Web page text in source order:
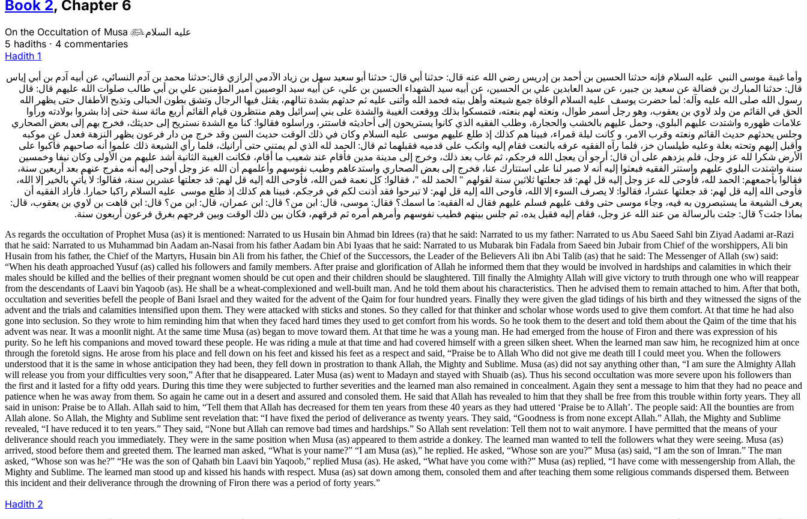
Book 2, Chapter 6
On the Occultation of Musaعليه السلام
5 hadiths · 4 commentaries
Hadith 1
وأما غيبة موسى النبي عليه السلام فإنه حدثنا الحسين بن أحمد بن إدريس رضي الله عنه قال: حدثنا أبي قال: حدثنا أبو سعيد سهل بن زياد الآدمي الرازي قال:حدثنا محمد بن آدم النسائي، عن أبيه آدم بن أبي إياس
قال: حدثنا المبارك بن فضالة عن سعيد بن جبير، عن سيد العابدين علي بن الحسين، عن أبيه سيد الشهداء الحسين بن علي، عن أبيه سيد الوصيين أمير المؤمنين علي بن أبي طالب صلوات الله عليهم قال: قال
رسول الله صلى الله عليه وآله: لما حضرت يوسف عليه السلام الوفاة جمع شيعته وأهل بيته فحمد الله وأثنى عليه ثم حدثهم بشدة تنالهم، يقتل فيها الرجال وتشق بطون الحبالى وتذبح الأطفال حتى يظهر الله
الحق في القائم من ولد لاوي بن يعقوب، وهو رجل أسمر طوال، ونعته لهم بنعته، فتمسكوا بذلك ووقعت الغيبة والشدة على بني إسرائيل وهم منتظرون قيام القائم أربع مائة سنة حتى إذا بشروا بولادته ورأوا
علامات ظهوره واشتدت عليهم البلوي، وحمل عليهم بالخشب والحجارة، وطلب الفقيه الذي كانوا يستريحون إلى أحاديثه فاستتر، وراسلوه فقالوا: كنا مع الشدة نستريح إلى حديثك، فخرج بهم إلى بعض الصحاري
وجلس يحدثهم حديث القائم ونعته وقرب الامر، و كانت ليلة قمراء، فبينا هم كذلك إذ طلع عليهم موسى عليه السلام وكان في ذلك الوقت حديث السن وقد خرج من دار فرعون يظهر النزهة فعدل عن موكبه
وأقبل إليهم وتحته بغلة وعليه طيلسان خز، فلما رآه الفقيه عرفه بالنعت فقام إليه وانكب على قدميه فقبلهما ثم قال: الحمد لله الذي لم يمتني حتى أرانيك، فلما رأي الشيعة ذلك علموا أنه صاحبهم فأكبوا على
الأرض شكرا لله عز وجل، فلم يزدهم على أن قال: أرجو أن يعجل الله فرجكم، ثم غاب بعد ذلك، وخرج إلى مدينة مدين فأقام عند شعيب ما أقام، فكانت الغيبة الثانية أشد عليهم من الأولى وكان نيفا وخمسين
سنة واشتدت البلوي عليهم واستتر الفقيه فبعثوا إليه أنه لا صبر لنا على استتارك عنا، فخرج إلى بعض الصحاري واستدعاهم وطيب نفوسهم وأعلمهم أن الله عز وجل أوحى إليه أنه مفرج عنهم بعد أربعين سنة،
فقالوا بأجمعهم: الحمد لله، فأوحى لله عز وجل إليه قل لهم: قد جعلتها ثلاثين سنة لقولهم " الحمد لله "، فقالوا: كل نعمة فمن الله، فأوحى الله إليه قل لهم: قد جعلتها عشرين سنة، فقالوا: لا يأتي بالخير إلا الله،
فأوحى الله إليه قل لهم: قد جعلتها عشرا، فقالوا: لا يصرف السوء إلا الله، فأوحى الله إليه قل لهم: لا تبرحوا فقد أذنت لكم في فرجكم، فبينا هم كذلك إذ طلع موسى عليه السلام راكبا حمارا. فأراد الفقيه أن
يعرف الشيعة ما يستبصرون به فيه، وجاء موسى حتى وقف عليهم فسلم عليهم فقال له الفقيه: ما اسمك؟ فقال: موسى، قال: ابن من؟ قال: ابن عمران، قال: ابن من؟ قال: ابن قاهت بن لاوي بن يعقوب، قال:
بماذا جئت؟ قال: جئت بالرسالة من عند الله عز وجل، فقام إليه فقبل يده، ثم جلس بينهم فطيب نفوسهم وأمرهم أمره ثم فرقهم، فكان بين ذلك الوقت وبين فرجهم بغرق فرعون أربعون سنة.
As regards the occultation of Prophet Musa (as) it is mentioned: Narrated to us Husain bin Ahmad bin Idrees (ra) that he said: Narrated to us my father: Narrated to us Abu Saeed Sahl bin Ziyad Aadami ar-Razi
that he said: Narrated to us Muhammad bin Aadam an-Nasai from his father Aadam bin Abi Iyaas that he said: Narrated to us Mubarak bin Fadala from Saeed bin Jubair from Chief of the worshippers, Ali bin
Husain from his father, the Chief of the Martyrs, Husain bin Ali from his father, the Chief of the Successors, the Leader of the Believers Ali ibn Abi Talib (as) that he said: The Messenger of Allah (sw) said:
“When his death approached Yusuf (as) called his followers and family members. After praise and glorification of Allah he informed them that they would be involved in hardships and calamities in which their
males should be killed and the bellies of their pregnant women should be cut open and their children should be slaughtered. Till finally the Almighty Allah will give victory to truth through one who will reappear
from the descendants of Laavi bin Yaqoob (as). He shall be a wheat-complexioned and well-built man. And he told them about his characteristics. Then he advised them to remain attached to him. After that both,
occultation and severities befell the people of Bani Israel and they waited for the advent of the Qaim for four hundred years. Finally they were given the glad tidings of his birth and they witnessed the signs of the
advent and the trials and calamities intensified upon them. They were attacked with sticks and stones. So they called for that thinker and scholar whose words used to give them comfort. At that time he had also
gone into seclusion. So they wrote to him reminding him that when they faced hard times they used to get comfort from his words. So he took them to the desert and told them about the Qaim of the time that his
advent was near. It was a moonlit night. At the same time Musa (as) began to move toward them. At that time he was a young man. He had emerged from the house of Firon and there was expression of his
purity. So he left his companions and moved toward these people. He was riding a mule at that time and had covered himself with a green silken sheet. When the learned man saw him, he recognized him at once
through the foretold signs. He arose from his place and fell down on his feet and kissed his feet as a respect and said, “Praise be to Allah Who did not give me death till I could meet you. When the followers
understood that it is the same in whose anticipation they had been, they fell down in prostration to thank Allah, the Mighty and Sublime. Musa (as) did not say anything other than, “I am sure the Almighty Allah
will release you from your difficulties very soon,” After that he disappeared. Later Musa (as) went to Madayn and stayed with Shuaib (as). Thus his second occultation was more severe upon his followers than
the first and it lasted for a fifty odd years. During this time they were subjected to further severities and the learned man also remained in concealment. Again they sent a message to him that they had no peace and
patience when he was away from them. So again he came out in a desert and assured and consoled them. He said that Allah has revealed to him that they shall be free from this trouble within forty years. They all
said in unison: Praise be to Allah. Allah said to him, “Tell them that Allah has decreased for them ten years from these 40 years as they had uttered ‘Praise be to Allah’. The people said: All the bounties are from
Allah alone. So Allah, the Mighty and Sublime sent revelation that: “I have fixed the period of deliverance as twenty years. They said, “Goodness is from none except Allah.” Allah, the Mighty and Sublime
revealed, “I have reduced it to ten years.” They said, “None but Allah can remove bad times and hardships.” So Allah sent revelation: Tell them not to wait anymore. I have permitted that the means of your
deliverance should reach you immediately. They were in the same position when Musa (as) appeared to them astride a donkey. The learned man wanted to tell the followers what they were seeing. Musa (as)
arrived, stood before them and greeted them. The learned man asked, “What is your name?” “I am Musa (as),” he replied. He asked, “Whose son are you?” Musa (as) said, “I am the son of Imran.” The man
asked, “Whose son was he?” “He was the son of Qahath bin Laavi bin Yaqoob,” replied Musa (as). He asked, “What have you come with?” Musa (as) replied, “I have come with messengership from Allah, the
Mighty and Sublime. The learned man stood up and kissed his hands with respect. Musa (as) sat down among them, consoled them and after teaching them some religious commands dispersed them. Between
this incident and their deliverance through the drowning of Firon there was a period of forty years.”
Hadith 2